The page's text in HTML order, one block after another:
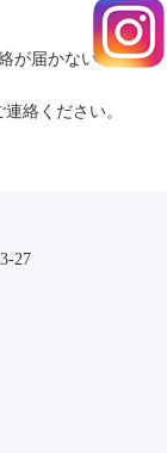
が届かない場合
絡ください。
27